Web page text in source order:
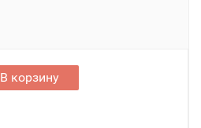
В корзину